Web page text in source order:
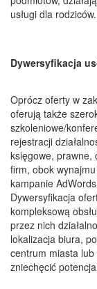
usługi dla rodziców.
Dywersyfikacja
Oprócz oferty w
oferują także
szkoleniowe/
rejestracji
księgowe, prawne,
firm, obok
kampanie
Dywersyfikacja
kompleksową
przez nich
lokalizacja biura,
centrum miasta
zniechęcić